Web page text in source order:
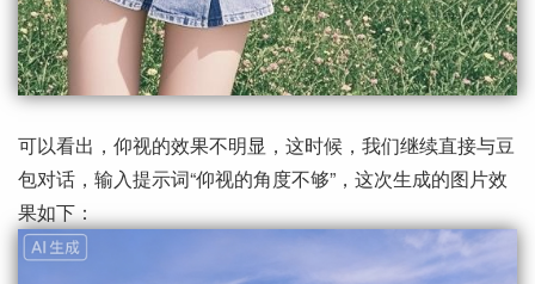
可以看出，仰视的效果不明显，这时候，我们继续直接与豆
包对话，输入提示词“仰视的角度不够”，这次生成的图片效
果如下：